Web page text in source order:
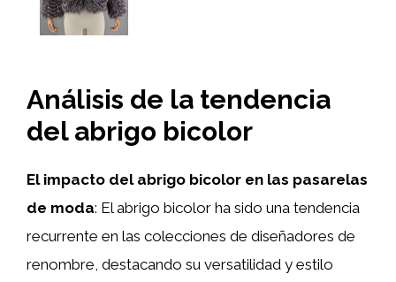
Análisis de la tendencia
del abrigo bicolor
El impacto del abrigo bicolor en las pasarelas
de moda: El abrigo bicolor ha sido una tendencia
recurrente en las colecciones de diseñadores de
renombre, destacando su versatilidad y estilo